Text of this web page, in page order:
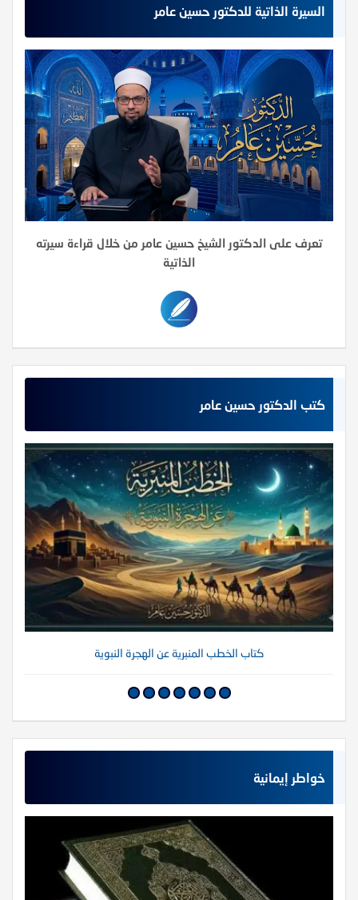
السيرة الذاتية للدكتور حسين عامر
تعرف على الدكتور الشيخ حسين عامر من خلال قراءة سيرته
الذاتية
كتب الدكتور حسين عامر
كتاب الخطب المنبرية عن الهجرة النبوية
خواطر إيمانية